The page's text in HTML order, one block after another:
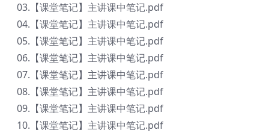
03.【课堂笔记】主讲课中笔记.pdf
04.【课堂笔记】主讲课中笔记.pdf
05.【课堂笔记】主讲课中笔记.pdf
06.【课堂笔记】主讲课中笔记.pdf
07.【课堂笔记】主讲课中笔记.pdf
08.【课堂笔记】主讲课中笔记.pdf
09.【课堂笔记】主讲课中笔记.pdf
10.【课堂笔记】主讲课中笔记.pdf